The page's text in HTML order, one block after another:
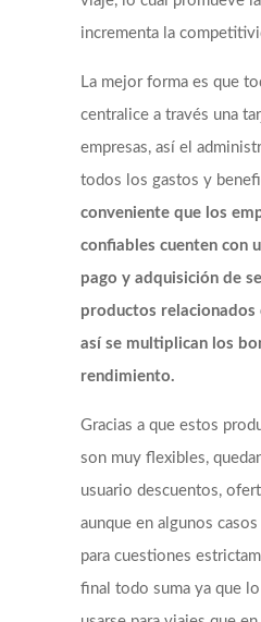
incrementa la
La mejor forma es que
centralice a través una
empresas, así el
todos los gastos y
conveniente que los
confiables cuenten con
pago y adquisición de
productos relacionados
así se multiplican los
rendimiento.
Gracias a que estos
son muy flexibles,
usuario descuentos,
aunque en algunos
para cuestiones
final todo suma ya que